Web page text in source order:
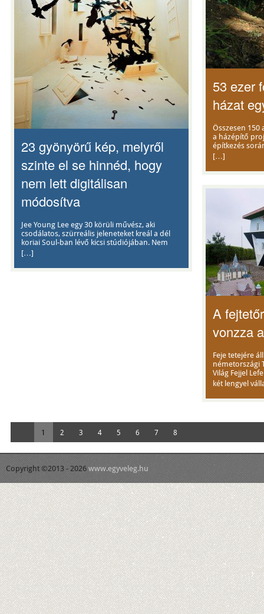
23 gyönyörű kép, melyről
szinte el se hinnéd, hogy
nem lett digitálisan
módosítva
Jee Young Lee egy 30 körüli művész, aki
csodálatos, szürreális jeleneteket kreál a dél
koriai Soul-ban lévő kicsi stúdiójában. Nem
[…]
53 ezer
házat
Összesen
a házépítő
építkezés
[…]
A
vonzza
Feje tetejére
németországi
Világ Fejjel
két lengyel
1 2 3 4 5 6 7 8
Copyright ©2013 - 2026 www.egyveleg.hu